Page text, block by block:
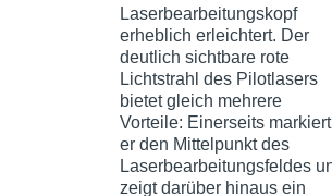
Laserbearbeitungskopf
erheblich erleichtert. Der
deutlich sichtbare rote
Lichtstrahl des Pilotlasers
bietet gleich mehrere
Vorteile: Einerseits markiert
er den Mittelpunkt des
Laserbearbeitungsfeldes
zeigt darüber hinaus ein